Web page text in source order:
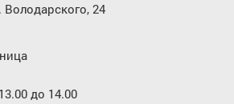
Володарского, 24
до 14.00